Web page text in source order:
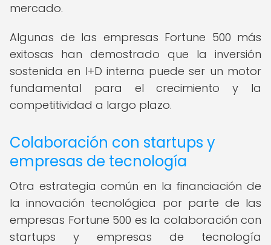
mercado.
Algunas de las empresas Fortune 500 más
exitosas han demostrado que la inversión
sostenida en I+D interna puede ser un motor
fundamental para el crecimiento y la
competitividad a largo plazo.
Colaboración con startups y
empresas de tecnología
Otra estrategia común en la financiación de
la innovación tecnológica por parte de las
empresas Fortune 500 es la colaboración con
startups y empresas de tecnología